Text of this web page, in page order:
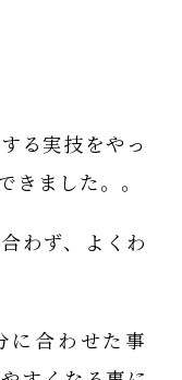
る実技をやっ
きました。。
わず、よくわ
に合わせた事